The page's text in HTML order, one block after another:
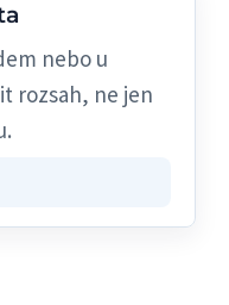
nebo u
rozsah, ne jen